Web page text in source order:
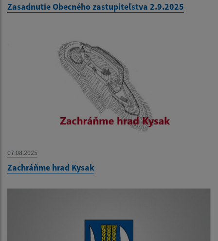
Zasadnutie Obecného zastupiteľstva 2.9.2025
07.08.2025
Zachráňme hrad Kysak